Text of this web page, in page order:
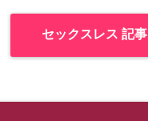
セックスレス 記事